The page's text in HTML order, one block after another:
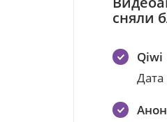
сняли
Qiwi